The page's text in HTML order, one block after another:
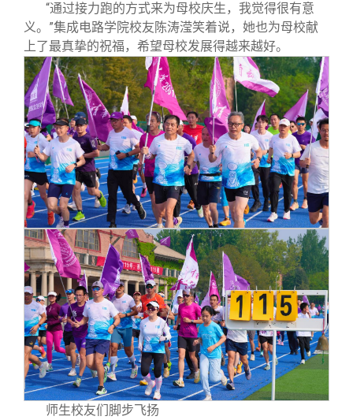
“通过接力跑的方式来为母校庆生，我觉得很有意
义。”集成电路学院校友陈涛滢笑着说，她也为母校献
上了最真挚的祝福，希望母校发展得越来越好。
师生校友们脚步飞扬